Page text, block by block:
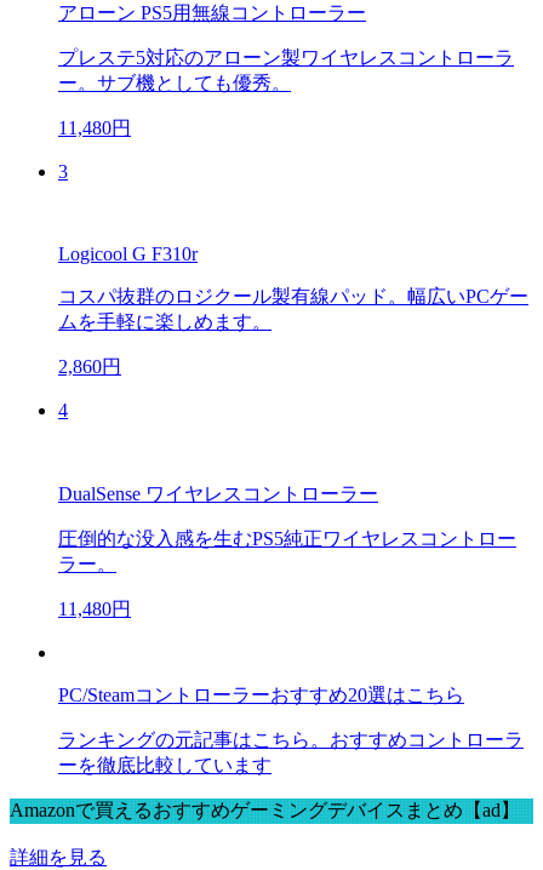
アローン PS5用無線コントローラー
プレステ5対応のアローン製ワイヤレスコントローラ
ー。サブ機としても優秀。
11,480円
3
Logicool G F310r
コスパ抜群のロジクール製有線パッド。幅広いPCゲー
ムを手軽に楽しめます。
2,860円
4
DualSense ワイヤレスコントローラー
圧倒的な没入感を生むPS5純正ワイヤレスコントロー
ラー。
11,480円
PC/Steamコントローラーおすすめ20選はこちら
ランキングの元記事はこちら。おすすめコントローラ
ーを徹底比較しています
Amazonで買えるおすすめゲーミングデバイスまとめ【ad】
詳細を見る